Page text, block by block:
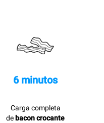
6 minutos
Carga completa
de bacon crocante